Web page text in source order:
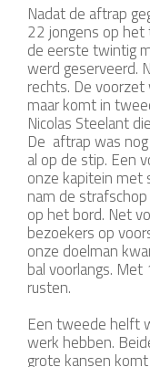
Nadat de aftrap
22 jongens op
de eerste twintig
werd geserveerd.
rechts. De
maar komt in
Nicolas Steelant
De aftrap was
al op de stip. Een
onze kapitein met
nam de
op het bord. Net
bezoekers op
onze doelman
bal voorlangs.
rusten.
Een tweede helft
werk hebben.
grote kansen